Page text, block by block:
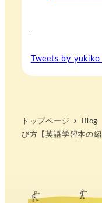
Tweets by
トップページ Blog
び方【英語学習本の紹